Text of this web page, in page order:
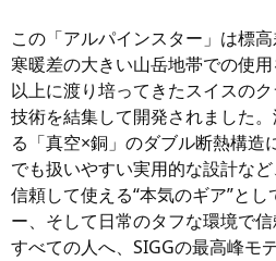
この「アルパインスター」は標高
寒暖差の大きい山岳地帯での使
以上に渡り培ってきたスイスの
技術を結集して開発されました
る「真空×銅」のダブル断熱構造
でも扱いやすい実用的な設計な
信頼して使える“本気のギア”と
ー、そして日常のタフな環境で
すべての人へ、SIGGの最高峰モ